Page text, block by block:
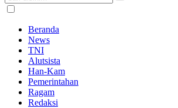
Beranda
News
TNI
Alutsista
Han-Kam
Pemerintahan
Ragam
Redaksi